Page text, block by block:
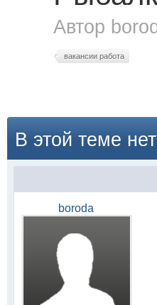
Автор
вакансии работа
В этой теме
boroda